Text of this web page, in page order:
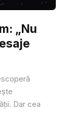
„Nu
Dar cea